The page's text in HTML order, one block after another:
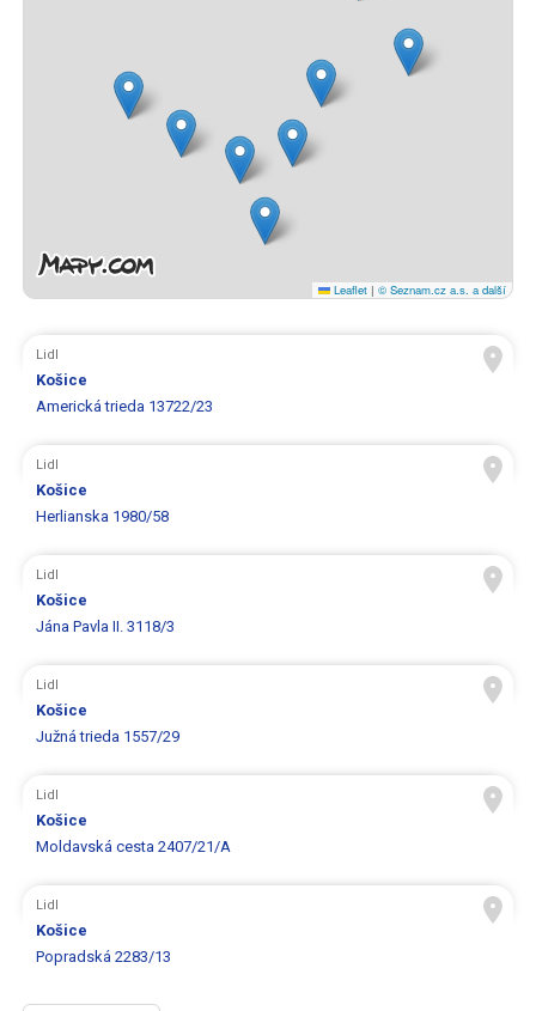
Leaflet | © Seznam.cz a.s. a další
Lidl
Košice
Americká trieda 13722/23
Lidl
Košice
Herlianska 1980/58
Lidl
Košice
Jána Pavla II. 3118/3
Lidl
Košice
Južná trieda 1557/29
Lidl
Košice
Moldavská cesta 2407/21/A
Lidl
Košice
Popradská 2283/13